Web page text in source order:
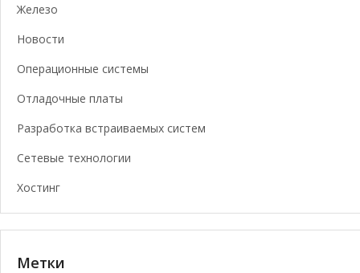
Железо
Новости
Операционные системы
Отладочные платы
Разработка встраиваемых систем
Сетевые технологии
Хостинг
Метки